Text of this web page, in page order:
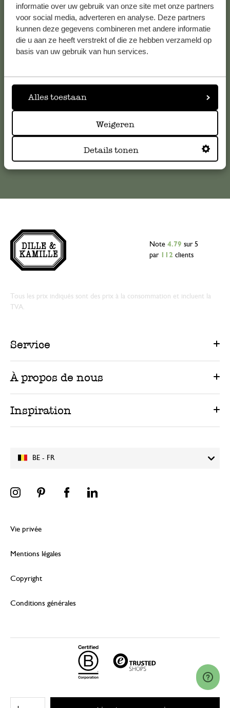
informatie over uw gebruik van onze site met onze partners
voor social media, adverteren en analyse. Deze partners
kunnen deze gegevens combineren met andere informatie
die u aan ze heeft verstrekt of die ze hebben verzameld op
basis van uw gebruik van hun services.
Alles toestaan
Weigeren
Details tonen
Service clientèle
Pour toute question ou demande de conseil ou d’aide,
nos réponses auxquestions les plus fréquemment posées.
serviceclientele@dille-kamille.com
BE - FR
Note 4.79 sur 5
par
112 clients
Tous les prix indiqués sont des prix à la consommation et incluent la
TVA.
Service
À propos de nous
Inspiration
Vie privée
Mentions légales
Copyright
Conditions générales
© 2026 Dille & Kamille (Nederland) B.V.